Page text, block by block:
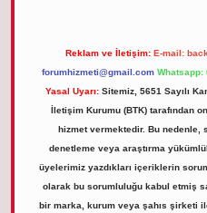
Reklam ve İletişim: E-mail:
forumhizmeti@gmail.com Whatsapp:
Yasal Uyarı: Sitemiz, 5651 Sayılı
İletişim Kurumu (BTK) tarafından
hizmet vermektedir. Bu
denetleme veya araştırma
üyelerimiz yazdıkları içeriklerin
olarak bu sorumluluğu kabul etmiş
bir marka, kurum veya şahıs şirketi